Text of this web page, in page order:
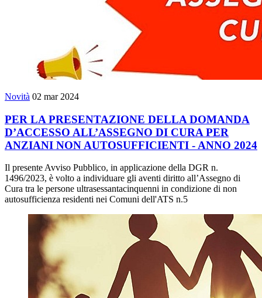
Novità 02 mar 2024
PER LA PRESENTAZIONE DELLA DOMANDA
D’ACCESSO ALL’ASSEGNO DI CURA PER
ANZIANI NON AUTOSUFFICIENTI - ANNO 2024
Il presente Avviso Pubblico, in applicazione della DGR n.
1496/2023, è volto a individuare gli aventi diritto all’Assegno di
Cura tra le persone ultrasessantacinquenni in condizione di non
autosufficienza residenti nei Comuni dell'ATS n.5